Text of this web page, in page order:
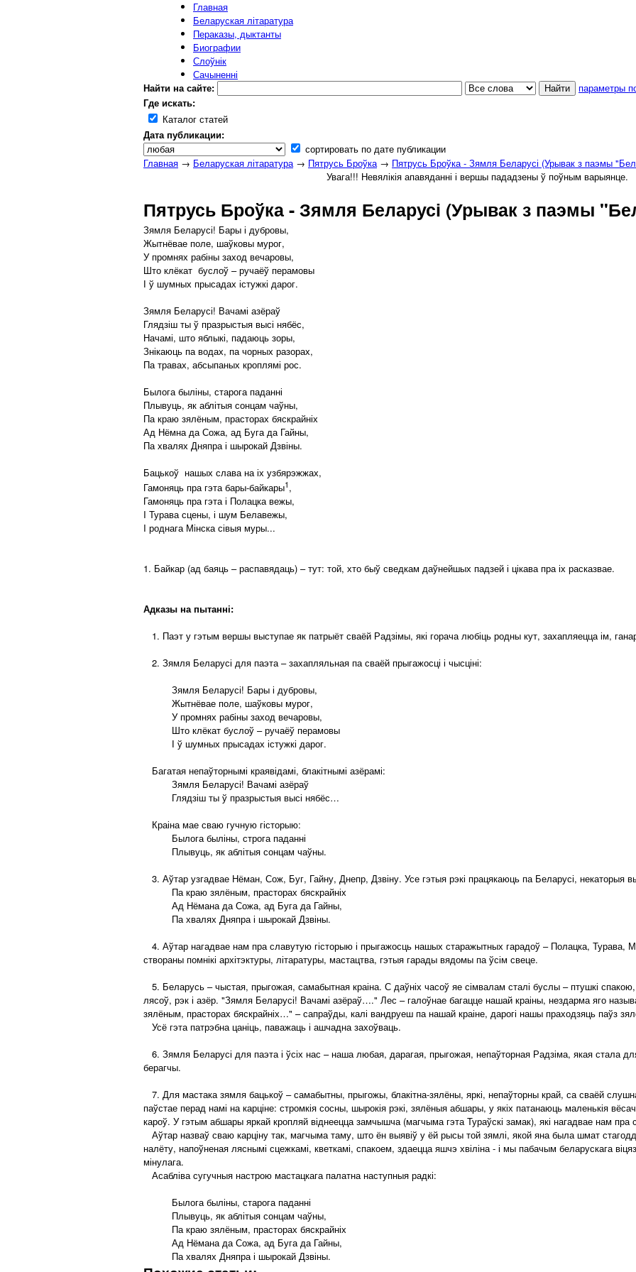
Главная
Беларуская літаратура
Пераказы, дыктанты
Биографии
Слоўнік
Сачыненні
Найти на сайте:
параметры
Где искать:
Каталог статей
Дата публикации:
сортировать по дате публикации
Главная → Беларуская літаратура→ Пятрусь Броўка→ Пятрусь Броўка - Зямля Беларусі (Урывак з паэмы
Увага!!! Невялікія апавяданні і вершы пададзены ў поўным варыянце.
Пятрусь Броўка - Зямля Беларусі (Урывак з паэмы
Зямля Беларусі! Бары і дубровы,
Жытнёвае поле, шаўковы мурог,
У промнях рабіны заход вечаровы,
Што клёкат буслоў – ручаёў перамовы
І ў шумных прысадах істужкі дарог.
Зямля Беларусі! Вачамі азёраў
Глядзіш ты ў празрыстыя высі нябёс,
Начамі, што яблыкі, падаюць зоры,
Знікаюць па водах, па чорных разорах,
Па травах, абсыпаных кроплямі рос.
Былога быліны, старога паданні
Плывуць, як аблітыя сонцам чаўны,
Па краю зялёным, прасторах бяскрайніх
Ад Нёмна да Сожа, ад Буга да Гайны,
Па хвалях Дняпра і шырокай Дзвіны.
Бацькоў нашых слава на іх узбярэжжах,
Гамоняць пра гэта бары-байкары1 ,
Гамоняць пра гэта і Полацка вежы,
I Турава сцены, і шум Белавежы,
I роднага Мінска сівыя муры...
1. Байкар (ад баяць – распавядаць) – тут: той, хто быў сведкам даўнейшых падзей і цікава пра іх расказвае.
Адказы на пытанні:
1. Паэт у гэтым вершы выступае як патрыёт сваёй Радзімы, які горача любіць родны кут, захапляецца ім,
2. Зямля Беларусі для паэта – захапляльная па сваёй прыгажосці і чысціні:
Зямля Беларусі! Бары і дубровы,
Жытнёвае поле, шаўковы мурог,
У промнях рабіны заход вечаровы,
Што клёкат буслоў – ручаёў перамовы
І ў шумных прысадах істужкі дарог.
Багатая непаўторнымі краявідамі, блакітнымі азёрамі:
Зямля Беларусі! Вачамі азёраў
Глядзіш ты ў празрыстыя высі нябёс…
Краіна мае сваю гучную гісторыю:
Былога быліны, строга паданні
Плывуць, як аблітыя сонцам чаўны.
3. Аўтар узгадвае Нёман, Сож, Буг, Гайну, Днепр, Дзвіну. Усе гэтыя рэкі працякаюць па Беларусі, некаторыя
Па краю зялёным, прасторах бяскрайніх
Ад Нёмана да Сожа, ад Буга да Гайны,
Па хвалях Дняпра і шырокай Дзвіны.
4. Аўтар нагадвае нам пра славутую гісторыю і прыгажосць нашых старажытных гарадоў – Полацка, Турава,
створаны помнікі архітэктуры, літаратуры, мастацтва, гэтыя гарады вядомы па ўсім свеце.
5. Беларусь – чыстая, прыгожая, самабытная краіна. С даўніх часоў яе сімвалам сталі буслы – птушкі
лясоў, рэк і азёр. "Зямля Беларусі! Вачамі азёраў…." Лес – галоўнае багацце нашай краіны, нездарма яго
зялёным, прасторах бяскрайніх…" – сапраўды, калі вандруеш па нашай краіне, дарогі нашы праходзяць паўз
Усё гэта патрэбна цаніць, паважаць і ашчадна захоўваць.
6. Зямля Беларусі для паэта і ўсіх нас – наша любая, дарагая, прыгожая, непаўторная Радзіма, якая стала
берагчы.
7. Для мастака зямля бацькоў – самабытны, прыгожы, блакітна-зялёны, яркі, непаўторны край, са сваёй
паўстае перад намі на карціне: стромкія сосны, шырокія рэкі, зялёныя абшары, у якіх патанаюць маленькія
кароў. У гэтым абшары яркай кропляй віднеецца замчышча (магчыма гэта Тураўскі замак), які нагадвае нам пра
Аўтар назваў сваю карціну так, магчыма таму, што ён выявіў у ёй рысы той зямлі, якой яна была шмат
налёту, напоўненая ляснымі сцежкамі, кветкамі, спакоем, здаецца яшчэ хвіліна - і мы пабачым беларускага
мінулага.
Асабліва сугучныя настрою мастацкага палатна наступныя радкі:
Былога быліны, старога паданні
Плывуць, як аблітыя сонцам чаўны,
Па краю зялёным, прасторах бяскрайніх
Ад Нёмана да Сожа, ад Буга да Гайны,
Па хвалях Дняпра і шырокай Дзвіны.